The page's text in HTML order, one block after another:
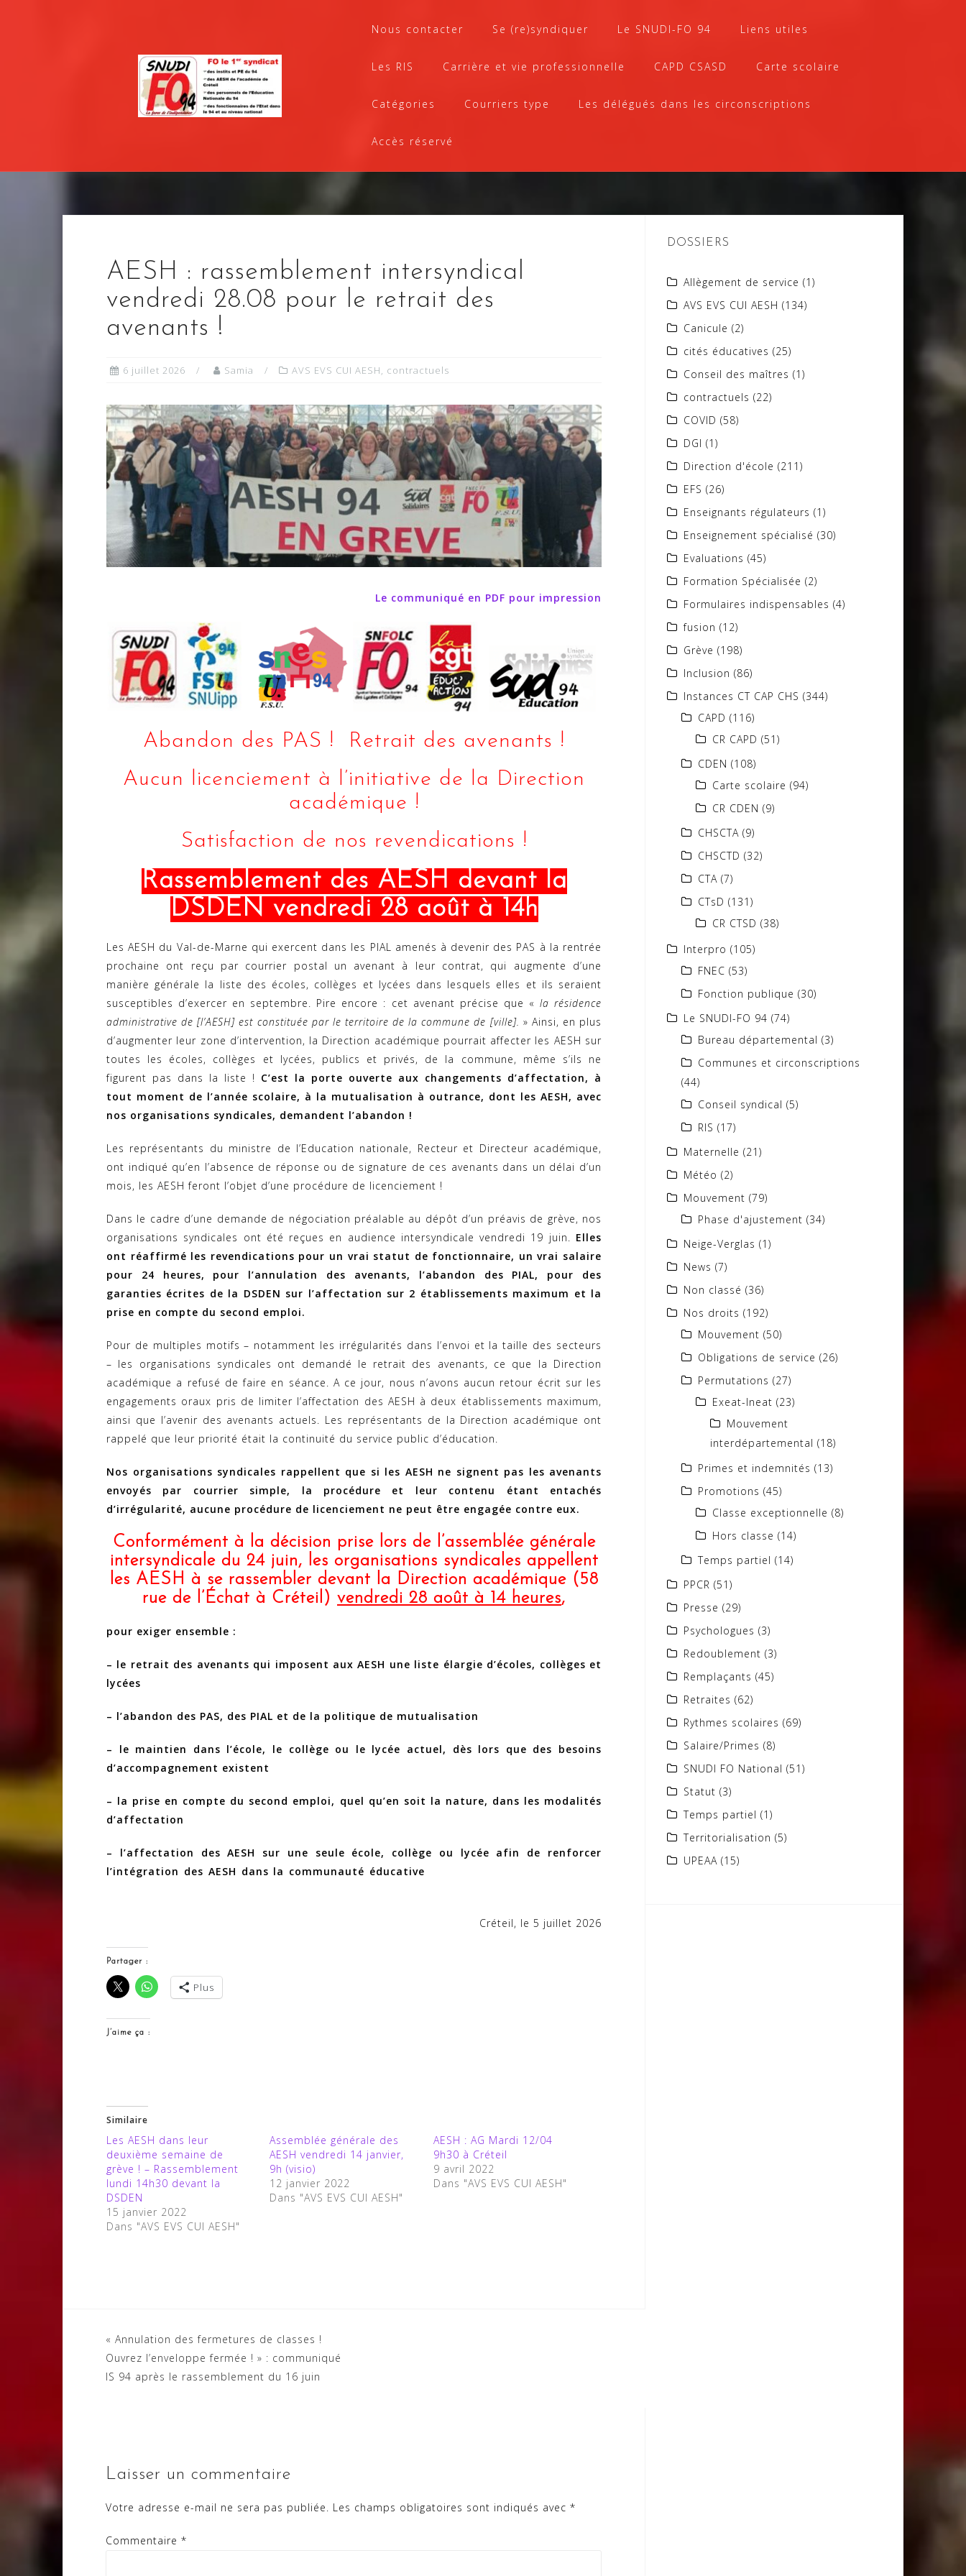
Nous contacter Se (re)syndiquer Le SNUDI-FO 94 Liens utiles
Les RIS Carrière et vie professionnelle CAPD CSASD Carte scolaire
Catégories Courriers type Les délégués dans les circonscriptions
Accès réservé
AESH : rassemblement intersyndical
vendredi 28.08 pour le retrait des
avenants !
6 juillet 2026 Samia AVS EVS CUI AESH, contractuels
Le communiqué en PDF pour impression
Abandon des PAS ! Retrait des avenants !
Aucun licenciement à l’initiative de la Direction
académique !
Satisfaction de nos revendications !
Rassemblement des AESH devant la
DSDEN vendredi 28 août à 14h
Les AESH du Val-de-Marne qui exercent dans les PIAL amenés à devenir des PAS à la rentrée
prochaine ont reçu par courrier postal un avenant à leur contrat, qui augmente d’une
manière générale la liste des écoles, collèges et lycées dans lesquels elles et ils seraient
susceptibles d’exercer en septembre. Pire encore : cet avenant précise que « la résidence
administrative de [l’AESH] est constituée par le territoire de la commune de [ville]. » Ainsi, en plus
d’augmenter leur zone d’intervention, la Direction académique pourrait affecter les AESH sur
toutes les écoles, collèges et lycées, publics et privés, de la commune, même s’ils ne
figurent pas dans la liste ! C’est la porte ouverte aux changements d’affectation, à
tout moment de l’année scolaire, à la mutualisation à outrance, dont les AESH, avec
nos organisations syndicales, demandent l’abandon !
Les représentants du ministre de l’Education nationale, Recteur et Directeur académique,
ont indiqué qu’en l’absence de réponse ou de signature de ces avenants dans un délai d’un
mois, les AESH feront l’objet d’une procédure de licenciement !
Dans le cadre d’une demande de négociation préalable au dépôt d’un préavis de grève, nos
organisations syndicales ont été reçues en audience intersyndicale vendredi 19 juin. Elles
ont réaffirmé les revendications pour un vrai statut de fonctionnaire, un vrai salaire
pour 24 heures, pour l’annulation des avenants, l’abandon des PIAL, pour des
garanties écrites de la DSDEN sur l’affectation sur 2 établissements maximum et la
prise en compte du second emploi.
Pour de multiples motifs – notamment les irrégularités dans l’envoi et la taille des secteurs
– les organisations syndicales ont demandé le retrait des avenants, ce que la Direction
académique a refusé de faire en séance. A ce jour, nous n’avons aucun retour écrit sur les
engagements oraux pris de limiter l’affectation des AESH à deux établissements maximum,
ainsi que l’avenir des avenants actuels. Les représentants de la Direction académique ont
rappelé que leur priorité était la continuité du service public d’éducation.
Nos organisations syndicales rappellent que si les AESH ne signent pas les avenants
envoyés par courrier simple, la procédure et leur contenu étant entachés
d’irrégularité, aucune procédure de licenciement ne peut être engagée contre eux.
Conformément à la décision prise lors de l’assemblée générale
intersyndicale du 24 juin, les organisations syndicales appellent
les AESH à se rassembler devant la Direction académique (58
rue de l’Échat à Créteil) vendredi 28 août à 14 heures,
pour exiger ensemble :
– le retrait des avenants qui imposent aux AESH une liste élargie d’écoles, collèges et
lycées
– l’abandon des PAS, des PIAL et de la politique de mutualisation
– le maintien dans l’école, le collège ou le lycée actuel, dès lors que des besoins
d’accompagnement existent
– la prise en compte du second emploi, quel qu’en soit la nature, dans les modalités
d’affectation
– l’affectation des AESH sur une seule école, collège ou lycée afin de renforcer
l’intégration des AESH dans la communauté éducative
Créteil, le 5 juillet 2026
Partager :
Plus
J’aime ça :
Similaire
Les AESH dans leur
deuxième semaine de
grève ! – Rassemblement
lundi 14h30 devant la
DSDEN
15 janvier 2022
Dans "AVS EVS CUI AESH"
Assemblée générale des
AESH vendredi 14 janvier,
9h (visio)
12 janvier 2022
Dans "AVS EVS CUI AESH"
AESH : AG Mardi 12/04
9h30 à Créteil
9 avril 2022
Dans "AVS EVS CUI AESH"
Navigation
de
l’article
« Annulation des fermetures de classes !
Ouvrez l’enveloppe fermée ! » : communiqué
IS 94 après le rassemblement du 16 juin
Laisser un commentaire
Votre adresse e-mail ne sera pas publiée. Les champs obligatoires sont indiqués avec *
Commentaire *
DOSSIERS
Allègement de service (1)
AVS EVS CUI AESH (134)
Canicule (2)
cités éducatives (25)
Conseil des maîtres (1)
contractuels (22)
COVID (58)
DGI (1)
Direction d'école (211)
EFS (26)
Enseignants régulateurs (1)
Enseignement spécialisé (30)
Evaluations (45)
Formation Spécialisée (2)
Formulaires indispensables (4)
fusion (12)
Grève (198)
Inclusion (86)
Instances CT CAP CHS (344)
CAPD (116)
CR CAPD (51)
CDEN (108)
Carte scolaire (94)
CR CDEN (9)
CHSCTA (9)
CHSCTD (32)
CTA (7)
CTsD (131)
CR CTSD (38)
Interpro (105)
FNEC (53)
Fonction publique (30)
Le SNUDI-FO 94 (74)
Bureau départemental (3)
Communes et circonscriptions
(44)
Conseil syndical (5)
RIS (17)
Maternelle (21)
Météo (2)
Mouvement (79)
Phase d'ajustement (34)
Neige-Verglas (1)
News (7)
Non classé (36)
Nos droits (192)
Mouvement (50)
Obligations de service (26)
Permutations (27)
Exeat-Ineat (23)
Mouvement
interdépartemental (18)
Primes et indemnités (13)
Promotions (45)
Classe exceptionnelle (8)
Hors classe (14)
Temps partiel (14)
PPCR (51)
Presse (29)
Psychologues (3)
Redoublement (3)
Remplaçants (45)
Retraites (62)
Rythmes scolaires (69)
Salaire/Primes (8)
SNUDI FO National (51)
Statut (3)
Temps partiel (1)
Territorialisation (5)
UPEAA (15)